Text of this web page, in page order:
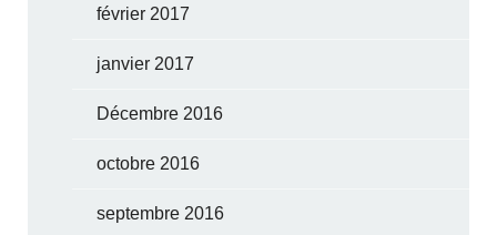
février 2017
janvier 2017
Décembre 2016
octobre 2016
septembre 2016